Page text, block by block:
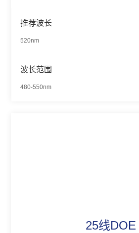
推荐波长
520nm
波长范围
480-550nm
25线DOE